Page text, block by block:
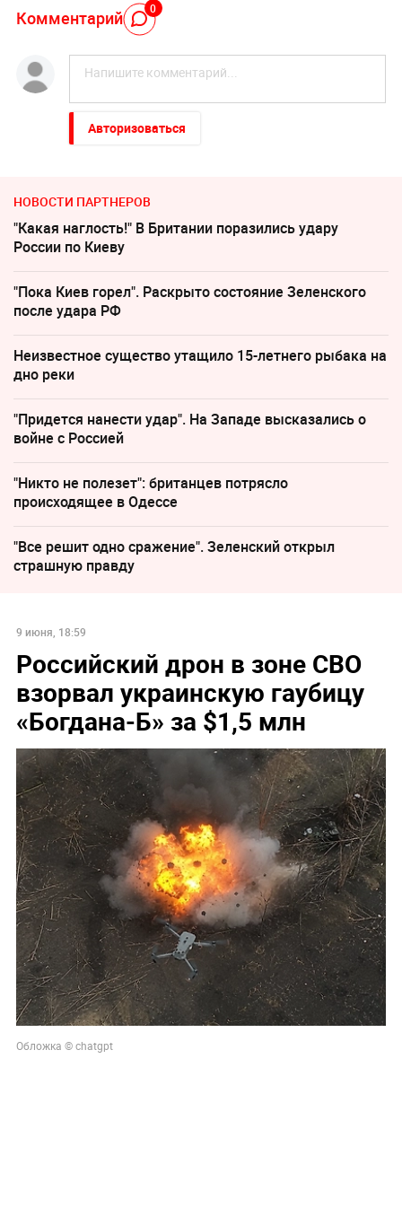
Комментарий 0
Авторизоваться
НОВОСТИ ПАРТНЕРОВ
"Какая наглость!" В Британии поразились удару
России по Киеву
"Пока Киев горел". Раскрыто состояние Зеленского
после удара РФ
Неизвестное существо утащило 15-летнего рыбака на
дно реки
"Придется нанести удар". На Западе высказались о
войне с Россией
"Никто не полезет": британцев потрясло
происходящее в Одессе
"Все решит одно сражение". Зеленский открыл
страшную правду
9 июня, 18:59
Российский дрон в зоне СВО
взорвал украинскую гаубицу
«Богдана-Б» за $1,5 млн
Обложка © chatgpt